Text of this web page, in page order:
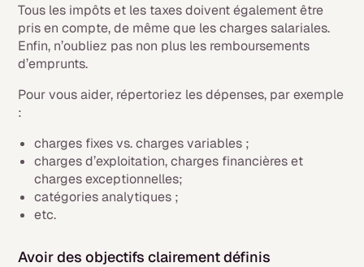
Tous les impôts et les taxes doivent également être
pris en compte, de même que les charges salariales.
Enfin, n’oubliez pas non plus les remboursements
d’emprunts.
Pour vous aider, répertoriez les dépenses, par exemple
:
charges fixes vs. charges variables ;
charges d’exploitation, charges financières et
charges exceptionnelles;
catégories analytiques ;
etc.
Avoir des objectifs clairement définis